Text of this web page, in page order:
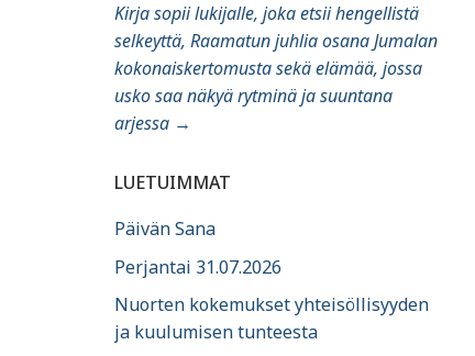
Kirja sopii lukijalle, joka etsii hengellistä
selkeyttä, Raamatun juhlia osana Jumalan
kokonaiskertomusta sekä elämää, jossa
usko saa näkyä rytminä ja suuntana
arjessa →
LUETUIMMAT
Päivän Sana
Perjantai 31.07.2026
Nuorten kokemukset yhteisöllisyyden
ja kuulumisen tunteesta